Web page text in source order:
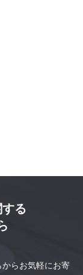
る
らお気軽にお寄